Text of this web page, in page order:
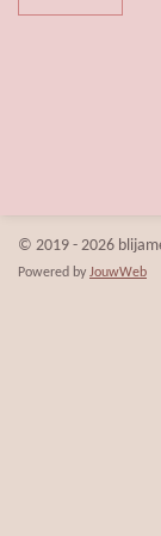
© 2019 - 2026
Powered by JouwWeb